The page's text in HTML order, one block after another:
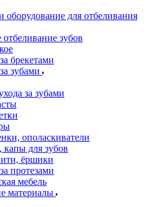
оборудование для отбеливания
зубов
брекетами
зубами
за зубами
ополаскиватели
для зубов
ёршики
протезами
мебель
материалы